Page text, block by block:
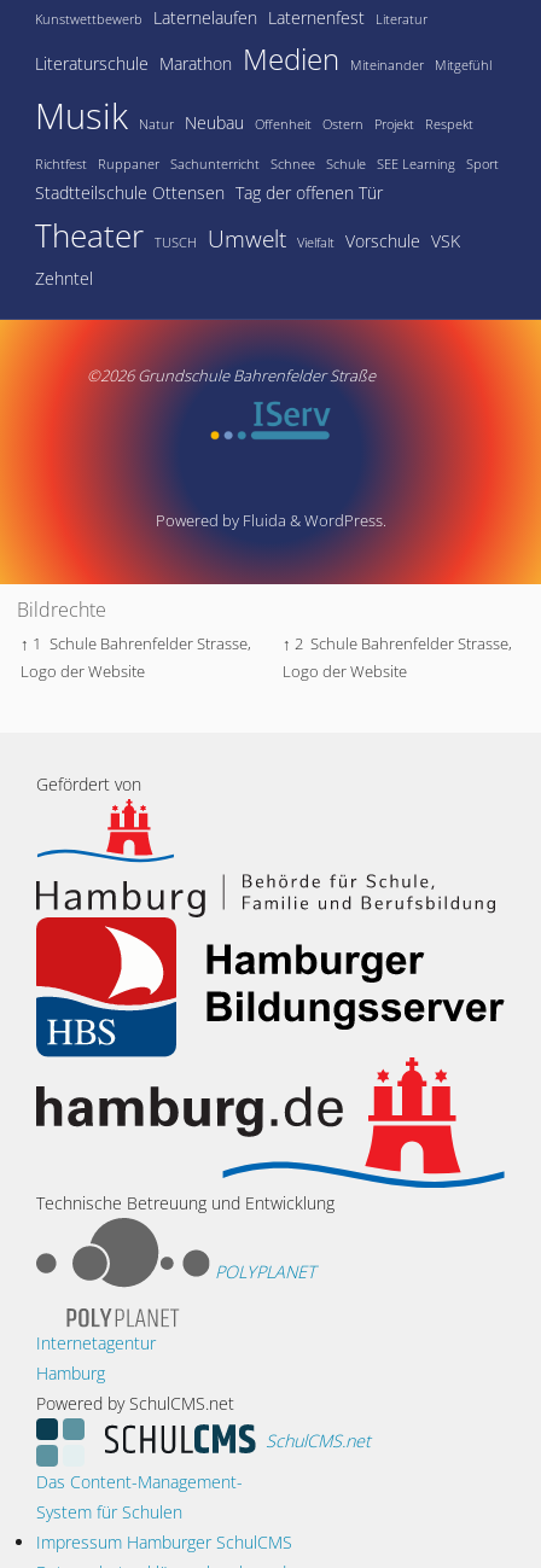
Kunstwettbewerb Laternelaufen Laternenfest Literatur
Literaturschule Marathon Medien Miteinander Mitgefühl
Musik Natur Neubau Offenheit Ostern Projekt Respekt
Richtfest Ruppaner Sachunterricht Schnee Schule SEE Learning Sport
Stadtteilschule Ottensen Tag der offenen Tür
Theater TUSCH Umwelt Vielfalt Vorschule VSK
Zehntel
©2026 Grundschule Bahrenfelder Straße
Powered byFluida &WordPress.
Bildrechte
↑ 1 Schule Bahrenfelder Strasse,
Logo der Website
↑ 2 Schule Bahrenfelder Strasse,
Logo der Website
Gefördert von
Technische Betreuung und Entwicklung
POLYPLANET
Internetagentur
Hamburg
Powered by SchulCMS.net
SchulCMS.net
Das Content-Management-
System für Schulen
Impressum Hamburger SchulCMS